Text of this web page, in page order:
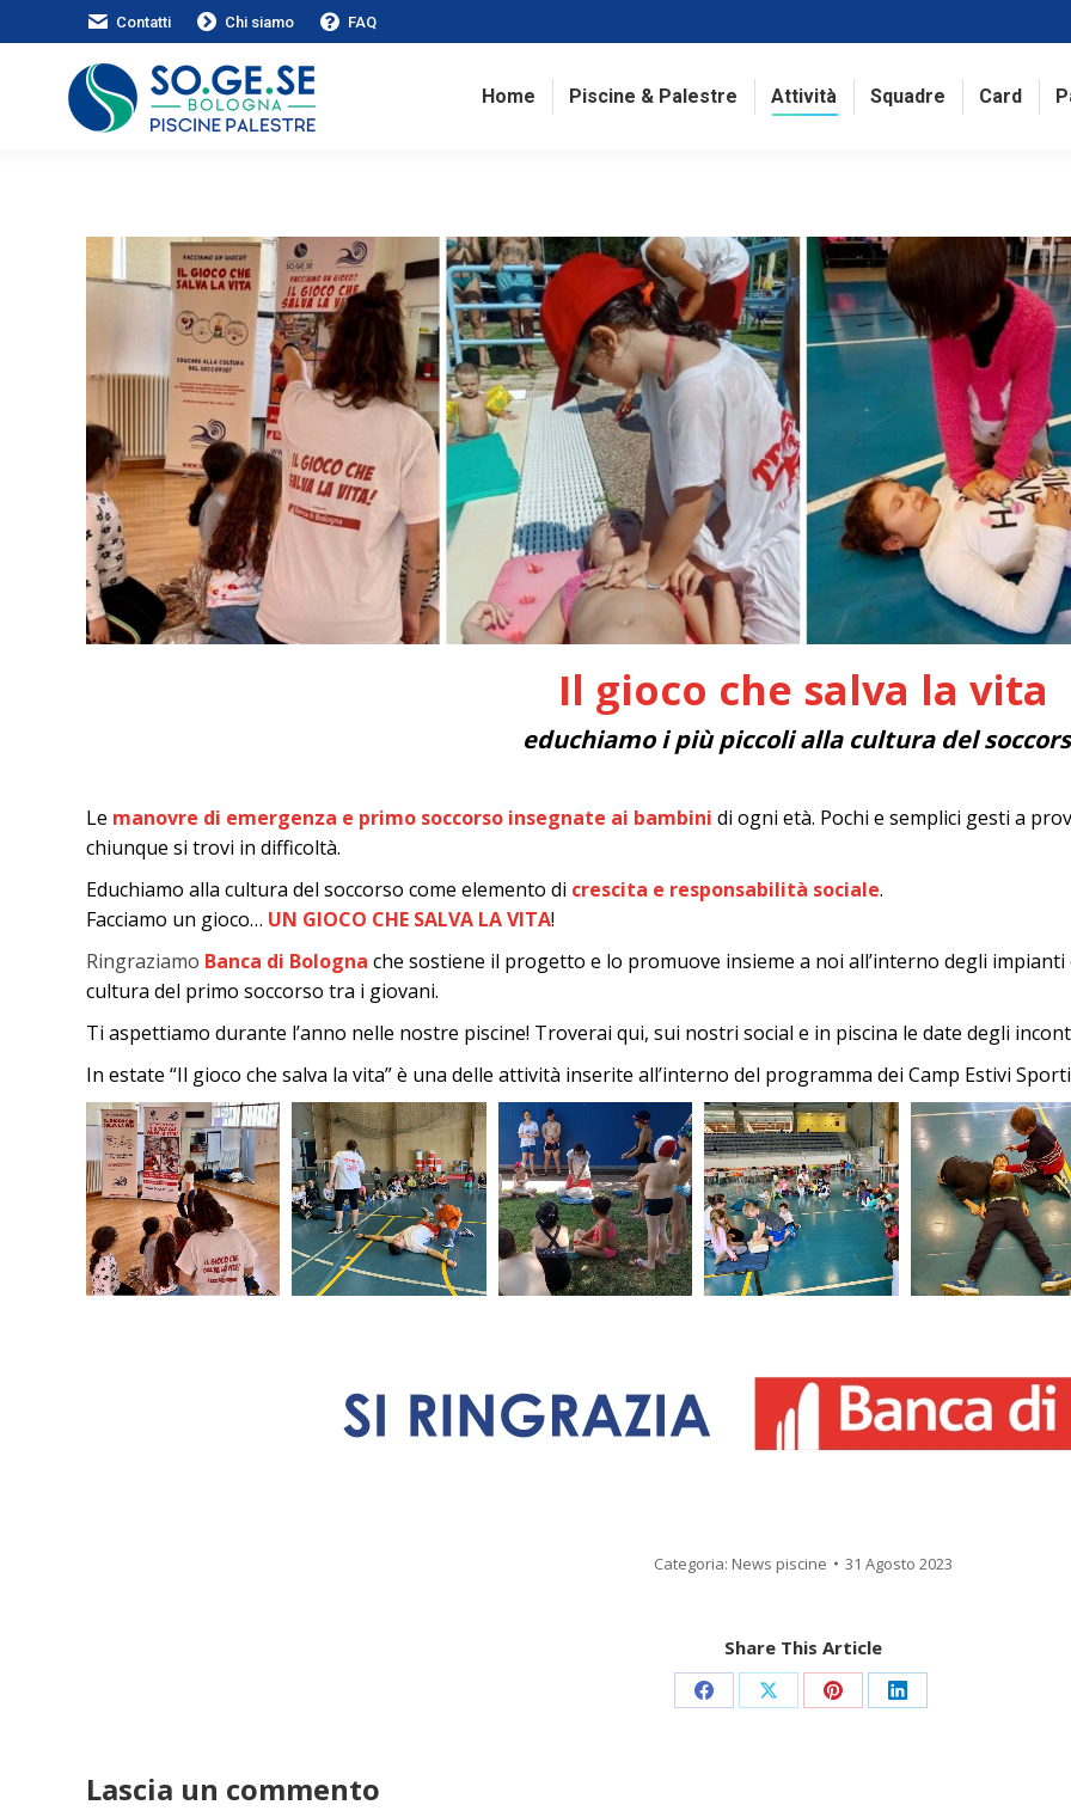
Contatti Chi siamo FAQ
Home Piscine & Palestre Attività Squadre Card
Il gioco che salva la vita
educhiamo i più piccoli alla cultura del
Le manovre di emergenza e primo soccorso insegnate ai bambini di ogni età. Pochi e semplici gesti a
chiunque si trovi in difficoltà.
Educhiamo alla cultura del soccorso come elemento di crescita e responsabilità sociale.
Facciamo un gioco… UN GIOCO CHE SALVA LA VITA!
Ringraziamo Banca di Bologna che sostiene il progetto e lo promuove insieme a noi all’interno degli
cultura del primo soccorso tra i giovani.
Ti aspettiamo durante l’anno nelle nostre piscine! Troverai qui, sui nostri social e in piscina le date degli
In estate “Il gioco che salva la vita” è una delle attività inserite all’interno del programma dei Camp Estivi
Categoria: News piscine 31 Agosto 2023
Share This Article
CondividiCondividiCondividiCondividi
Lascia un commento